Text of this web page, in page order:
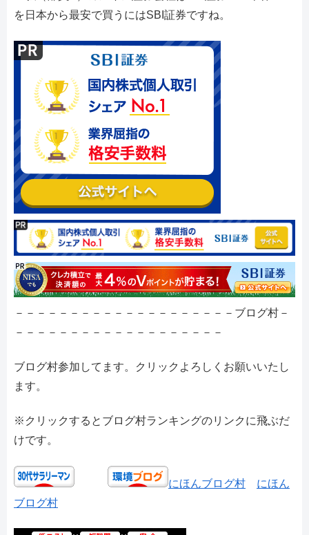
を日本から最安で買うにはSBI証券ですね。
－－－－－－－－－－－－－－－－－－－－ブログ村－
－－－－－－－－－－－－－－－－－－－
ブログ村参加してます。クリックよろしくお願いいたし
ます。
※クリックするとブログ村ランキングのリンクに飛ぶだ
けです。
にほんブログ村
にほん
ブログ村